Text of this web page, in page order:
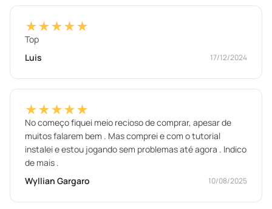
★★★★★
Top
Luis
17/12/2024
★★★★★
No começo fiquei meio recioso de comprar, apesar de
muitos falarem bem . Mas comprei e com o tutorial
instalei e estou jogando sem problemas até agora . Indico
de mais .
Wyllian Gargaro
10/08/2025